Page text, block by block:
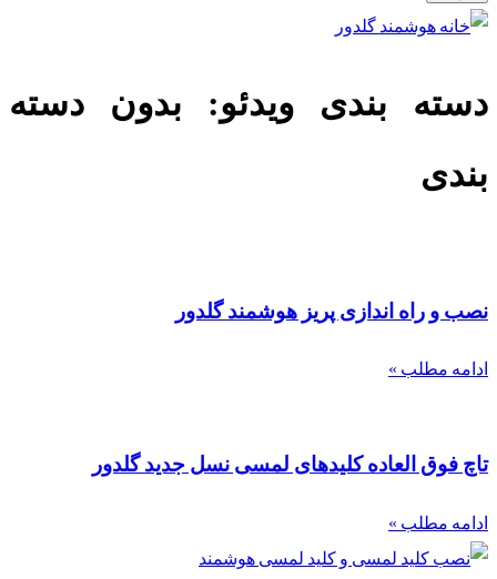
دسته بندی ویدئو: بدون دسته
بندی
نصب و راه اندازی پریز هوشمند گلدور
ادامه مطلب »
تاچ فوق العاده کلیدهای لمسی نسل جدید گلدور
ادامه مطلب »